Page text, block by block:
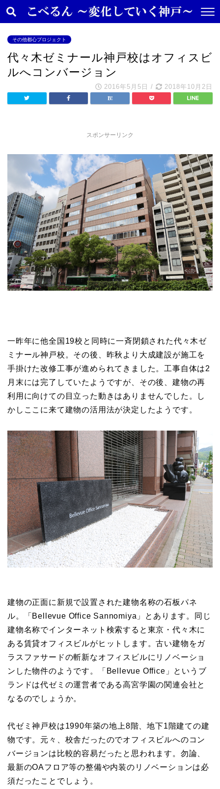
その他都心プロジェクト
代々木ゼミナール神戸校はオフィスビ
ルへコンバージョン
2016年5月5日 / 2018年10月2日
スポンサーリンク
一昨年に他全国19校と同時に一斉閉鎖された代々木ゼ
ミナール神戸校。その後、昨秋より大成建設が施工を
手掛けた改修工事が進められてきました。工事自体は2
月末には完了していたようですが、その後、建物の再
利用に向けての目立った動きはありませんでした。し
かしここに来て建物の活用法が決定したようです。
建物の正面に新規で設置された建物名称の石板パネ
ル。「Bellevue Office Sannomiya」とあります。同じ
建物名称でインターネット検索すると東京・代々木に
ある賃貸オフィスビルがヒットします。古い建物をガ
ラスファサードの斬新なオフィスビルにリノベーショ
ンした物件のようです。「Bellevue Office」というブ
ランドは代ゼミの運営者である高宮学園の関連会社と
なるのでしょうか。
代ゼミ神戸校は1990年築の地上8階、地下1階建ての建
物です。元々、校舎だったのでオフィスビルへのコン
バージョンは比較的容易だったと思われます。勿論、
最新のOAフロア等の整備や内装のリノベーションは必
須だったことでしょう。